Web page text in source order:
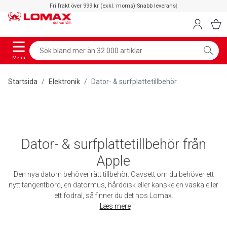
Fri frakt över 999 kr (exkl. moms)|Snabb leverans|
Menu
Startsida Elektronik Dator- & surfplattetillbehör
Dator- & surfplattetillbehör från
Apple
Den nya datorn behöver rätt tillbehör. Oavsett om du behöver ett
nytt tangentbord, en datormus, hårddisk eller kanske en väska eller
ett fodral, så finner du det hos Lomax.
Læs mere